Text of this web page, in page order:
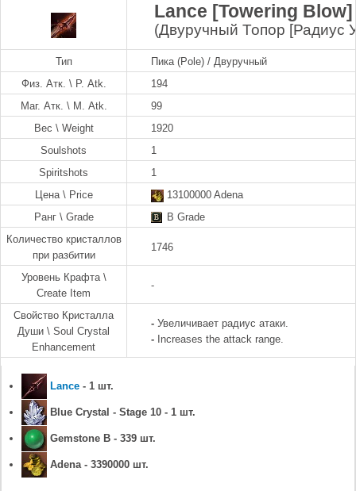
Lance [Towering Blow]
(Двуручный Топор [Радиус
Тип
Пика (Pole) / Двуручный
Физ. Атк. \ P. Atk.
194
Маг. Атк. \ M. Atk.
99
Вес \ Weight
1920
Soulshots
1
Spiritshots
1
Цена \ Price
13100000 Adena
Ранг \ Grade
B Grade
Количество кристаллов
при разбитии
1746
Уровень Крафта \
Create Item
-
Свойство Кристалла
Души \ Soul Crystal
Enhancement
- Увеличивает радиус атаки.
- Increases the attack range.
Lance - 1 шт.
Blue Crystal - Stage 10 - 1 шт.
Gemstone B - 339 шт.
Adena - 3390000 шт.